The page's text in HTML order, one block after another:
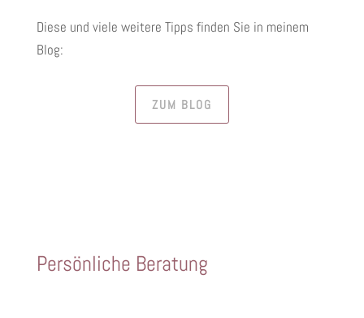
Diese und viele weitere Tipps finden Sie in meinem
Blog:
ZUM BLOG
Persönliche Beratung